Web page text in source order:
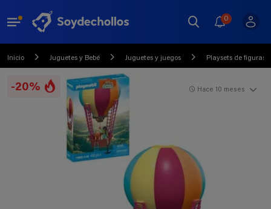
0
Inicio Juguetes y Bebé Juguetes y juegos Playsets de figuras
-20% Hace 10 meses